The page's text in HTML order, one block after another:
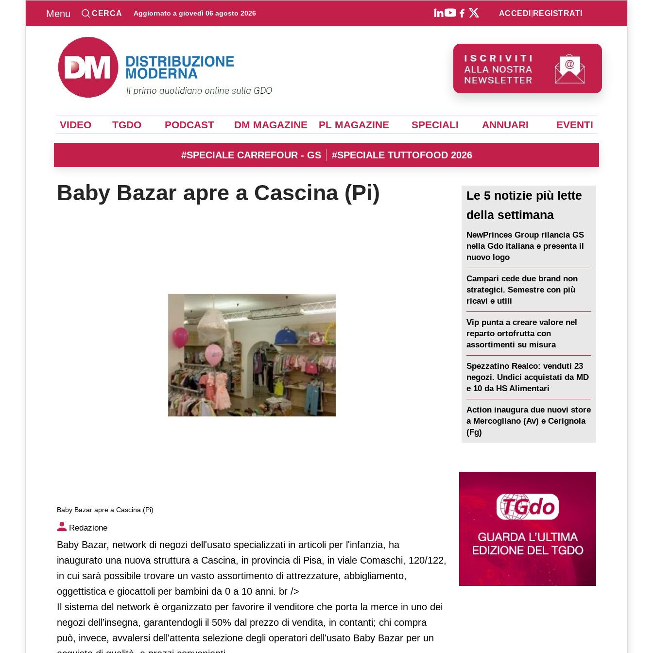
Menu CERCA Aggiornato a giovedì 06 agosto 2026 ACCEDI REGISTRATI
VIDEO TGDO PODCAST DM MAGAZINE PL MAGAZINE SPECIALI ANNUARI EVENTI
#SPECIALE CARREFOUR - GS #SPECIALE TUTTOFOOD 2026
Baby Bazar apre a Cascina (Pi)
Baby Bazar apre a Cascina (Pi)
Baby Bazar apre a Cascina (Pi)
Redazione
Baby Bazar, network di negozi dell'usato specializzati in articoli per l'infanzia, ha
inaugurato una nuova struttura a Cascina, in provincia di Pisa, in viale Comaschi, 120/122,
in cui sarà possibile trovare un vasto assortimento di attrezzature, abbigliamento,
oggettistica e giocattoli per bambini da 0 a 10 anni. br />
Il sistema del network è organizzato per favorire il venditore che porta la merce in uno dei
negozi dell’insegna, garantendogli il 50% dal prezzo di vendita, in contanti; chi compra
può, invece, avvalersi dell'attenta selezione degli operatori dell'usato Baby Bazar per un
Le 5 notizie più lette
della settimana
NewPrinces Group rilancia GS
nella Gdo italiana e presenta il
nuovo logo
Campari cede due brand non
strategici. Semestre con più
ricavi e utili
Vip punta a creare valore nel
reparto ortofrutta con
assortimenti su misura
Spezzatino Realco: venduti 23
negozi. Undici acquistati da MD
e 10 da HS Alimentari
Action inaugura due nuovi store
a Mercogliano (Av) e Cerignola
(Fg)